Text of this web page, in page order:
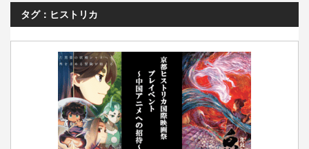
タグ：ヒストリカ